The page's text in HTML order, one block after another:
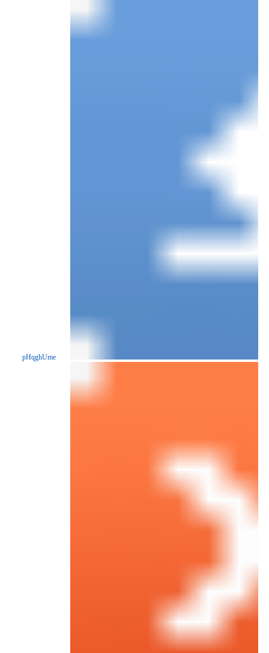
pHqghUme